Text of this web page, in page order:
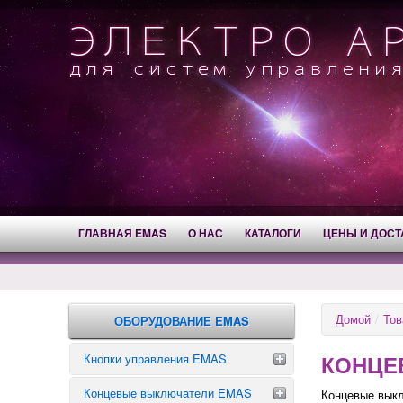
ГЛАВНАЯ EMAS О НАС КАТАЛОГИ ЦЕНЫ И
ОБОРУДОВАНИЕ EMAS
Кнопки управления EMAS
Аварийные кнопки
Концевые выключатели EMAS
Домой /
Концевые